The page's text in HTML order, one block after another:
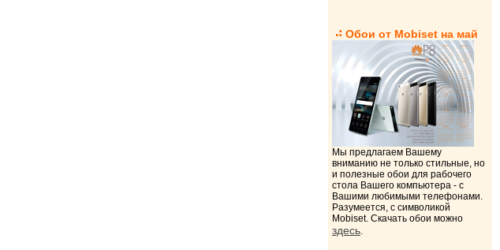
Обои от Mobiset на май
Мы предлагаем Вашему
вниманию не только стильные, но
и полезные обои для рабочего
стола Вашего компьютера - с
Вашими любимыми телефонами.
Разумеется, с символикой
Mobiset. Скачать обои можно
здесь.